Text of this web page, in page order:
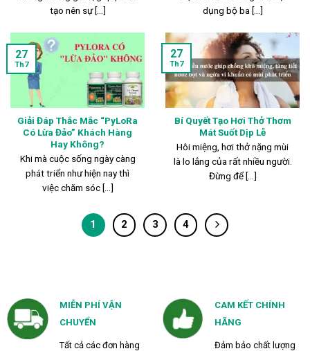
tạo nên sự [...]
dụng bộ ba [...]
Giải Đáp Thắc Mắc “PyLoRa
Có Lừa Đảo” Khách Hàng
Hay Không?
Khi mà cuộc sống ngày càng
phát triển như hiện nay thì
việc chăm sóc [...]
27
Th7
Bí Quyết Tạo Hơi Thở Thơm
Mát Suốt Dịp Lễ
Hôi miệng, hơi thở nặng mùi
là lo lắng của rất nhiều người.
Đừng để [...]
27
Th7
1 2 3 4
MIỄN PHÍ VẬN
CHUYỂN
Tất cả các đơn hàng
CAM KẾT CHÍNH
HÃNG
Đảm bảo chất lượng